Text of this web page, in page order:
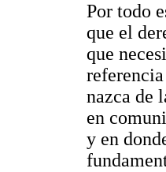
Por todo
que el
que
nazca de
en
y en